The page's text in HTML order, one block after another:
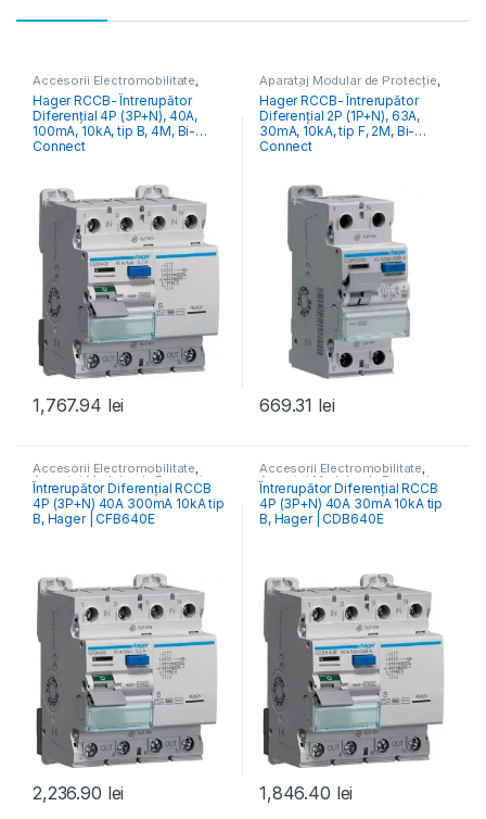
Accesorii Electromobilitate,
Aparataj Modular de Protecție
Monitorizare & Control PV,
RCCB Întrerupătoare Diferențiale
Hager RCCB- Întrerupător
Diferențial 4P (3P+N), 40A,
100mA, 10kA, tip B, 4M, Bi-
Connect
1,767.94 lei
Aparataj Modular de Protecție,
RCCB Întrerupătoare Diferențiale
Hager RCCB- Întrerupător
Diferențial 2P (1P+N), 63A,
30mA, 10kA, tip F, 2M, Bi-
Connect
669.31 lei
Accesorii Electromobilitate,
Aparataj Modular de Protecție,
Monitorizare & Control PV,
RCCB Întrerupătoare Diferențiale
Întrerupător Diferențial RCCB
4P (3P+N) 40A 300mA 10kA tip
B, Hager | CFB640E
2,236.90 lei
Accesorii Electromobilitate,
Aparataj Modular de Protecție,
Monitorizare & Control PV,
RCCB Întrerupătoare Diferențiale
Întrerupător Diferențial RCCB
4P (3P+N) 40A 30mA 10kA tip
B, Hager | CDB640E
1,846.40 lei